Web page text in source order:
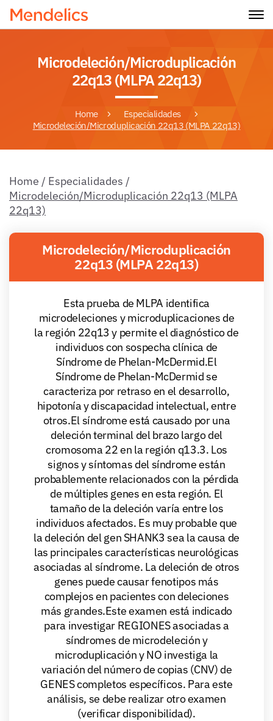
Microdeleción/Microduplicación
22q13 (MLPA 22q13)
Home
Especialidades
Microdeleción/Microduplicación 22q13 (MLPA 22q13)
Home / Especialidades /
Microdeleción/Microduplicación 22q13 (MLPA
22q13)
Microdeleción/Microduplicación
22q13 (MLPA 22q13)
Esta prueba de MLPA identifica
microdeleciones y microduplicaciones de
la región 22q13 y permite el diagnóstico de
individuos con sospecha clínica de
Síndrome de Phelan-McDermid.El
Síndrome de Phelan-McDermid se
caracteriza por retraso en el desarrollo,
hipotonía y discapacidad intelectual, entre
otros.El síndrome está causado por una
deleción terminal del brazo largo del
cromosoma 22 en la región q13.3. Los
signos y síntomas del síndrome están
probablemente relacionados con la pérdida
de múltiples genes en esta región. El
tamaño de la deleción varía entre los
individuos afectados. Es muy probable que
la deleción del gen SHANK3 sea la causa de
las principales características neurológicas
asociadas al síndrome. La deleción de otros
genes puede causar fenotipos más
complejos en pacientes con deleciones
más grandes.Este examen está indicado
para investigar REGIONES asociadas a
síndromes de microdeleción y
microduplicación y NO investiga la
variación del número de copias (CNV) de
GENES completos específicos. Para este
análisis, se debe realizar otro examen
(verificar disponibilidad).